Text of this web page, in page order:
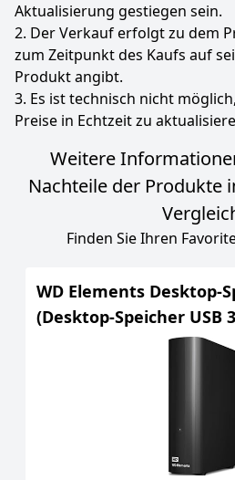
Aktualisierung gestiegen sein.
2. Der Verkauf erfolgt zu dem
zum Zeitpunkt des Kaufs auf
Produkt angibt.
3. Es ist technisch nicht
Preise in Echtzeit zu
Weitere
Nachteile der Produkte
Finden Sie Ihren
WD Elements Desktop-
(Desktop-Speicher USB
Zusatzspeicher für